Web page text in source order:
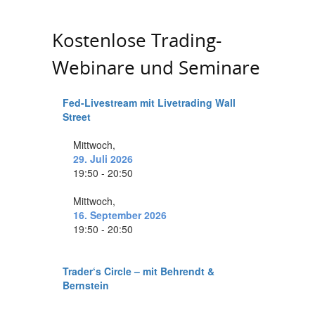
Kostenlose Trading-
Webinare und Seminare